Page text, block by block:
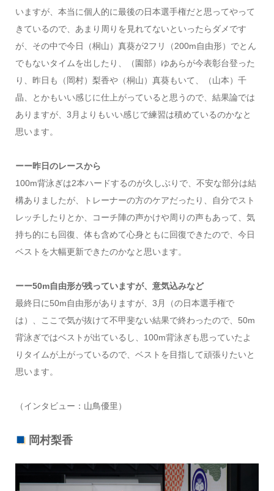
いますが、本当に個人的に最後の日本選手権だと思ってやって
きているので、あまり周りを見れてないといったらダメです
が、その中で今日（桐山）真葵が2フリ（200m自由形）でとん
でもないタイムを出したり、（園部）ゆあらが今表彰台登った
り、昨日も（岡村）梨香や（桐山）真葵もいて、（山本）千
晶、とかもいい感じに仕上がっていると思うので、結果論では
ありますが、3月よりもいい感じで練習は積めているのかなと
思います。
ーー昨日のレースから
100m背泳ぎは2本ハードするのが久しぶりで、不安な部分は結
構ありましたが、トレーナーの方のケアだったり、自分でスト
レッチしたりとか、コーチ陣の声かけや周りの声もあって、気
持ち的にも回復、体も含めて心身ともに回復できたので、今日
ベストを大幅更新できたのかなと思います。
ーー50m自由形が残っていますが、意気込みなど
最終日に50m自由形がありますが、3月（の日本選手権で
は）、ここで気が抜けて不甲斐ない結果で終わったので、50m
背泳ぎではベストが出ているし、100m背泳ぎも思っていたよ
りタイムが上がっているので、ベストを目指して頑張りたいと
思います。
（インタビュー：山鳥優里）
岡村梨香